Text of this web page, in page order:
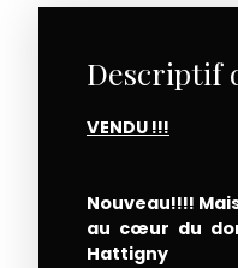
Descriptif
VENDU !!!
Nouveau!!!!
au cœur du
Hattigny